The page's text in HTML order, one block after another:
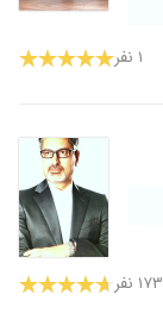
۱ نفر
۱۷۳ نفر